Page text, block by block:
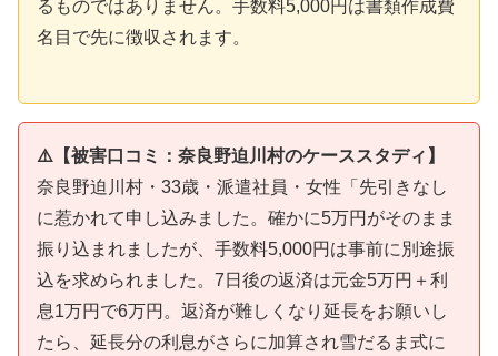
るものではありません。手数料5,000円は書類作成費
名目で先に徴収されます。
⚠️【被害口コミ：奈良野迫川村のケーススタディ】
奈良野迫川村・33歳・派遣社員・女性「先引きなし
に惹かれて申し込みました。確かに5万円がそのまま
振り込まれましたが、手数料5,000円は事前に別途振
込を求められました。7日後の返済は元金5万円＋利
息1万円で6万円。返済が難しくなり延長をお願いし
たら、延長分の利息がさらに加算され雪だるま式に